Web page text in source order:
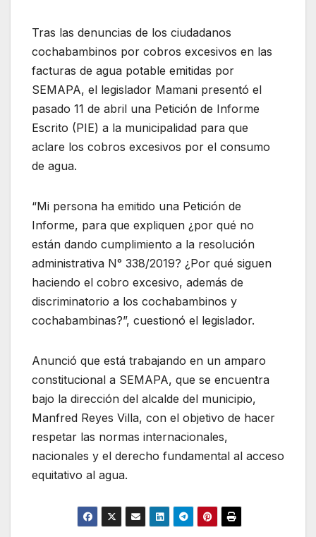
Tras las denuncias de los ciudadanos
cochabambinos por cobros excesivos en las
facturas de agua potable emitidas por
SEMAPA, el legislador Mamani presentó el
pasado 11 de abril una Petición de Informe
Escrito (PIE) a la municipalidad para que
aclare los cobros excesivos por el consumo
de agua.
“Mi persona ha emitido una Petición de
Informe, para que expliquen ¿por qué no
están dando cumplimiento a la resolución
administrativa N° 338/2019? ¿Por qué siguen
haciendo el cobro excesivo, además de
discriminatorio a los cochabambinos y
cochabambinas?”, cuestionó el legislador.
Anunció que está trabajando en un amparo
constitucional a SEMAPA, que se encuentra
bajo la dirección del alcalde del municipio,
Manfred Reyes Villa, con el objetivo de hacer
respetar las normas internacionales,
nacionales y el derecho fundamental al acceso
equitativo al agua.